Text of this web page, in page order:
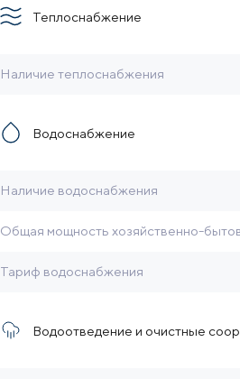
Теплоснабжение
Наличие теплоснабжения
Водоснабжение
Наличие водоснабжения
Общая мощность хозяйственно-
Тариф водоснабжения
Водоотведение и очистные